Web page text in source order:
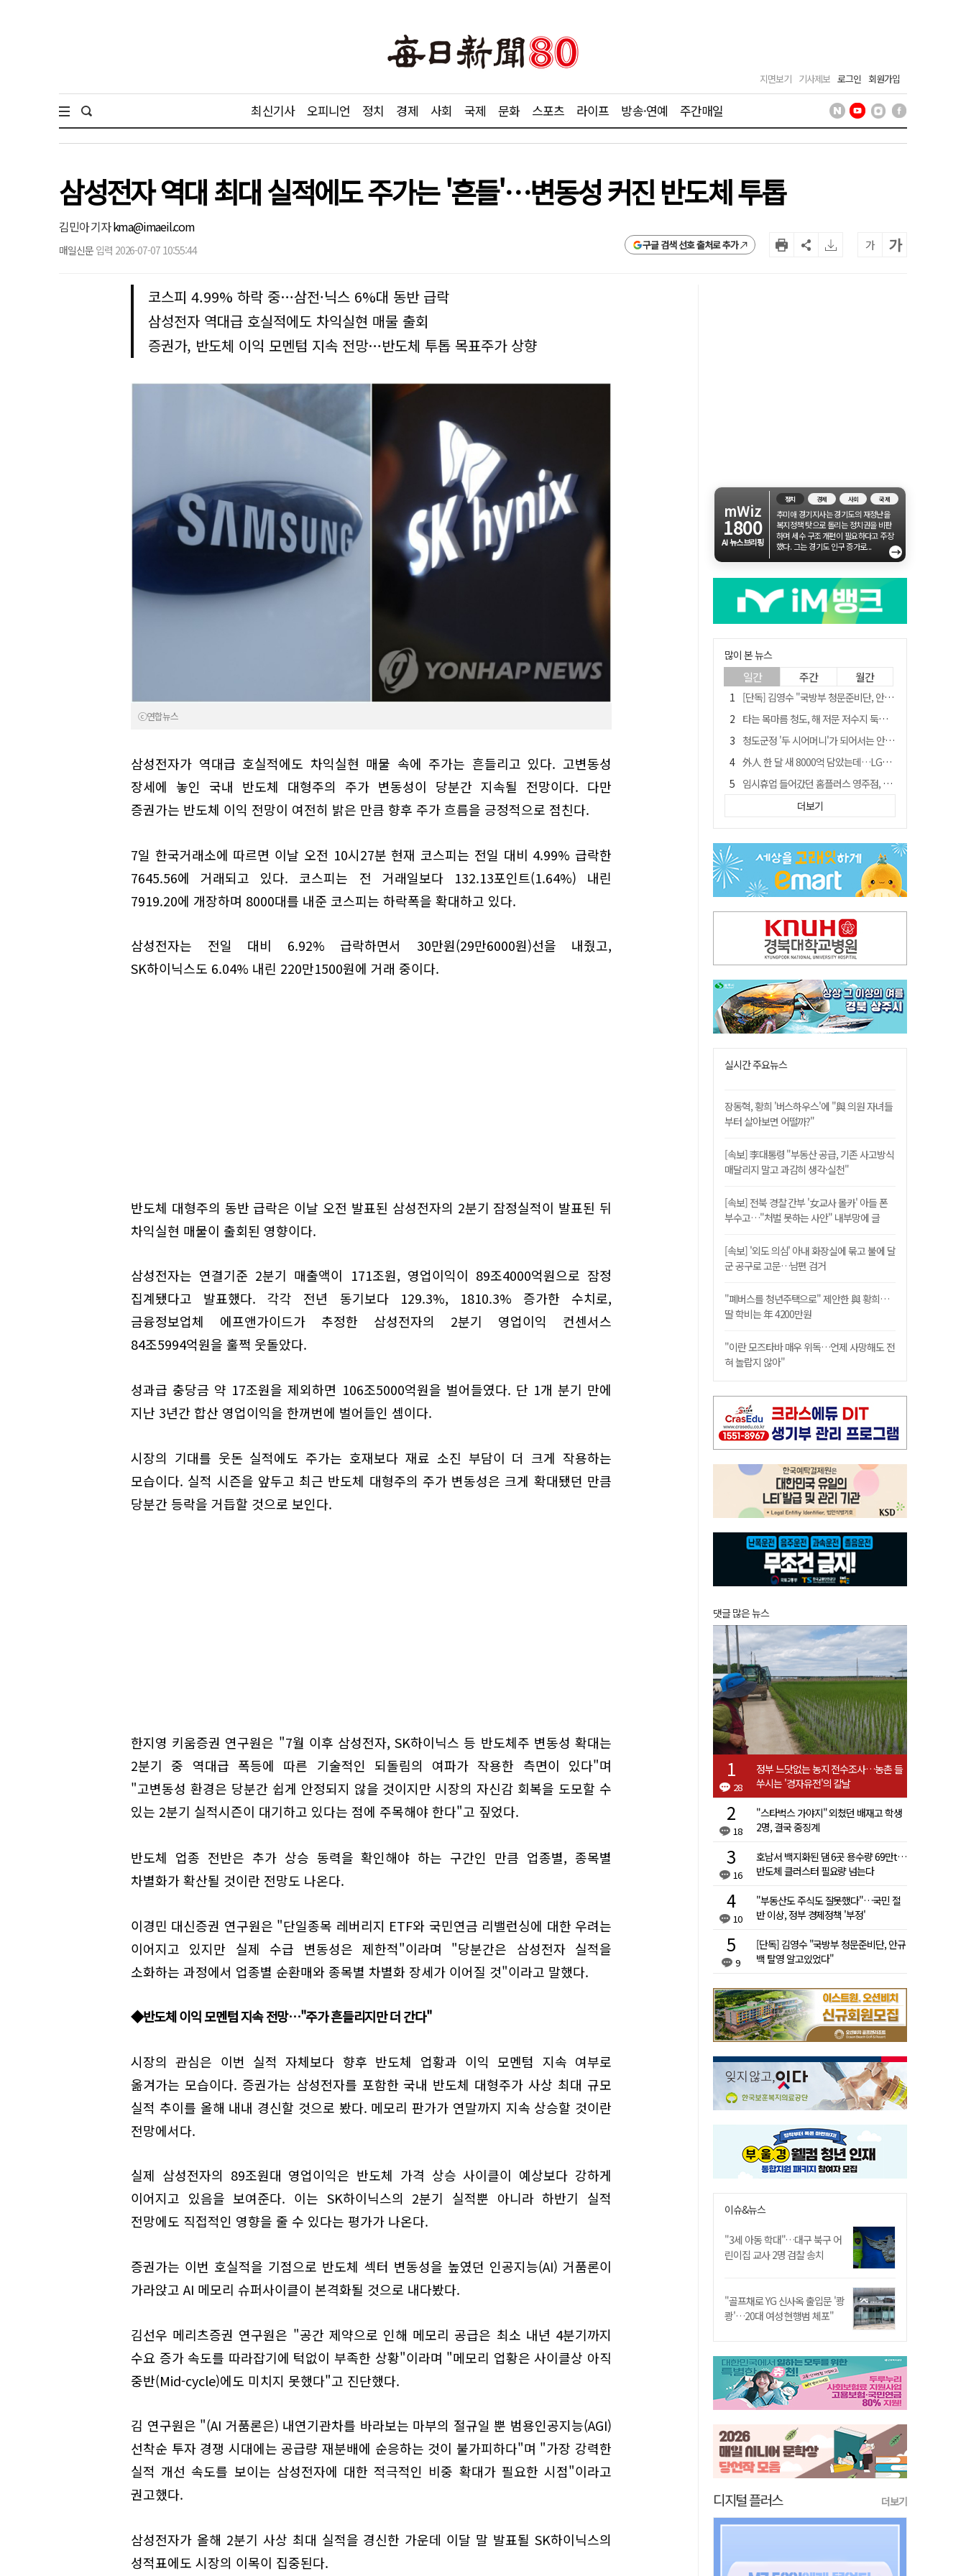
지면보기 기사제보 로그인 회원가입
최신기사 오피니언 정치 경제 사회 국제 문화 스포츠 라이프 방송·연예 주간매일
삼성전자 역대 최대 실적에도 주가는 '흔들'…변동성 커진 반도체 투톱
김민아 기자kma@imaeil.com
매일신문 입력 2026-07-07 10:55:44 구글 검색 선호 출처로 추가 가 가
코스피 4.99% 하락 중…삼전·닉스 6%대 동반 급락
삼성전자 역대급 호실적에도 차익실현 매물 출회
증권가, 반도체 이익 모멘텀 지속 전망…반도체 투톱 목표주가 상향
ⓒ연합뉴스
삼성전자가 역대급 호실적에도 차익실현 매물 속에 주가는 흔들리고 있다. 고변동성
장세에 놓인 국내 반도체 대형주의 주가 변동성이 당분간 지속될 전망이다. 다만
증권가는 반도체 이익 전망이 여전히 밝은 만큼 향후 주가 흐름을 긍정적으로 점친다.
7일 한국거래소에 따르면 이날 오전 10시27분 현재 코스피는 전일 대비 4.99% 급락한
7645.56에 거래되고 있다. 코스피는 전 거래일보다 132.13포인트(1.64%) 내린
7919.20에 개장하며 8000대를 내준 코스피는 하락폭을 확대하고 있다.
삼성전자는 전일 대비 6.92% 급락하면서 30만원(29만6000원)선을 내줬고,
SK하이닉스도 6.04% 내린 220만1500원에 거래 중이다.
반도체 대형주의 동반 급락은 이날 오전 발표된 삼성전자의 2분기 잠정실적이 발표된 뒤
차익실현 매물이 출회된 영향이다.
삼성전자는 연결기준 2분기 매출액이 171조원, 영업이익이 89조4000억원으로 잠정
집계됐다고 발표했다. 각각 전년 동기보다 129.3%, 1810.3% 증가한 수치로,
금융정보업체 에프앤가이드가 추정한 삼성전자의 2분기 영업이익 컨센서스
84조5994억원을 훌쩍 웃돌았다.
성과급 충당금 약 17조원을 제외하면 106조5000억원을 벌어들였다. 단 1개 분기 만에
지난 3년간 합산 영업이익을 한꺼번에 벌어들인 셈이다.
시장의 기대를 웃돈 실적에도 주가는 호재보다 재료 소진 부담이 더 크게 작용하는
모습이다. 실적 시즌을 앞두고 최근 반도체 대형주의 주가 변동성은 크게 확대됐던 만큼
당분간 등락을 거듭할 것으로 보인다.
한지영 키움증권 연구원은 "7월 이후 삼성전자, SK하이닉스 등 반도체주 변동성 확대는
2분기 중 역대급 폭등에 따른 기술적인 되돌림의 여파가 작용한 측면이 있다"며
"고변동성 환경은 당분간 쉽게 안정되지 않을 것이지만 시장의 자신감 회복을 도모할 수
있는 2분기 실적시즌이 대기하고 있다는 점에 주목해야 한다"고 짚었다.
반도체 업종 전반은 추가 상승 동력을 확인해야 하는 구간인 만큼 업종별, 종목별
차별화가 확산될 것이란 전망도 나온다.
이경민 대신증권 연구원은 "단일종목 레버리지 ETF와 국민연금 리밸런싱에 대한 우려는
이어지고 있지만 실제 수급 변동성은 제한적"이라며 "당분간은 삼성전자 실적을
소화하는 과정에서 업종별 순환매와 종목별 차별화 장세가 이어질 것"이라고 말했다.
◆반도체 이익 모멘텀 지속 전망…"주가 흔들리지만 더 간다"
시장의 관심은 이번 실적 자체보다 향후 반도체 업황과 이익 모멘텀 지속 여부로
옮겨가는 모습이다. 증권가는 삼성전자를 포함한 국내 반도체 대형주가 사상 최대 규모
실적 추이를 올해 내내 경신할 것으로 봤다. 메모리 판가가 연말까지 지속 상승할 것이란
전망에서다.
실제 삼성전자의 89조원대 영업이익은 반도체 가격 상승 사이클이 예상보다 강하게
이어지고 있음을 보여준다. 이는 SK하이닉스의 2분기 실적뿐 아니라 하반기 실적
전망에도 직접적인 영향을 줄 수 있다는 평가가 나온다.
증권가는 이번 호실적을 기점으로 반도체 섹터 변동성을 높였던 인공지능(AI) 거품론이
가라앉고 AI 메모리 슈퍼사이클이 본격화될 것으로 내다봤다.
김선우 메리츠증권 연구원은 "공간 제약으로 인해 메모리 공급은 최소 내년 4분기까지
수요 증가 속도를 따라잡기에 턱없이 부족한 상황"이라며 "메모리 업황은 사이클상 아직
중반(Mid-cycle)에도 미치지 못했다"고 진단했다.
김 연구원은 "(AI 거품론은) 내연기관차를 바라보는 마부의 절규일 뿐 범용인공지능(AGI)
선착순 투자 경쟁 시대에는 공급량 재분배에 순응하는 것이 불가피하다"며 "가장 강력한
실적 개선 속도를 보이는 삼성전자에 대한 적극적인 비중 확대가 필요한 시점"이라고
권고했다.
삼성전자가 올해 2분기 사상 최대 실적을 경신한 가운데 이달 말 발표될 SK하이닉스의
성적표에도 시장의 이목이 집중된다.
mWiz
1800
AI 뉴스브리핑
정치 경제 사회 국제
추미애 경기지사는 경기도의 재정난을
복지정책 탓으로 돌리는 정치권을 비판
하며 세수 구조 개편이 필요하다고 주장
했다. 그는 경기도 인구 증가로...
→
많이 본 뉴스
일간 주간 월간
[단독] 김영수 "국방부 청문준비단, 안규백 탈영 알고있었다"
타는 목마름 청도, 해 저문 저수지 둑에 군수가 서 있었다
청도군정 '두 시어머니'가 되어서는 안된다
外人 한 달 새 8000억 담았는데…LG이노텍 목표주가는 왜 엇갈릴까
임시휴업 들어갔던 홈플러스 영주점, 7일 영업 재개…지하 1층만 운영
신세계사이먼, 대구 아울렛 토지매매 계약 체결… 사업 본궤도
"폐기 버스 개조해 청년주택" 與 황희…'딸 학비는 年 4200만원'
이의준 전 경북도 새마을봉사과장, 제28대 울릉군 부군수 취임
"상법개정해도 주주가 '봉'"…하이닉스 솔리다임 상장설에 술렁[개미와글와글]
더보기
실시간 주요뉴스
장동혁, 황희 '버스하우스'에 "與 의원 자녀들
부터 살아보면 어떨까?"
[속보] 李대통령 "부동산 공급, 기존 사고방식
매달리지 말고 과감히 생각·실천"
[속보] 전북 경찰 간부 '女교사 몰카' 아들 폰
부수고…"처벌 못하는 사안" 내부망에 글
[속보] '외도 의심' 아내 화장실에 묶고 불에 달
군 공구로 고문…남편 검거
"폐버스를 청년주택으로" 제안한 與 황희…
딸 학비는 年 4200만원
"이란 모즈타바 매우 위독…언제 사망해도 전
혀 놀랍지 않아"
댓글 많은 뉴스
28
정부 느닷없는 농지 전수조사…농촌 들
쑤시는 '경자유전'의 칼날
18
"스타벅스 가야지" 외쳤던 배재고 학생
2명, 결국 중징계
16
호남서 백지화된 댐 6곳 용수량 69만t…
반도체 클러스터 필요량 넘는다
10
"부동산도 주식도 잘못했다"…국민 절
반 이상, 정부 경제정책 '부정'
9
[단독] 김영수 "국방부 청문준비단, 안규
백 탈영 알고있었다"
이슈&뉴스
"3세 아동 학대"…대구 북구 어
린이집 교사 2명 검찰 송치
"골프채로 YG 신사옥 출입문 '쾅
쾅'…20대 여성 현행범 체포"
디지털 플러스 더보기